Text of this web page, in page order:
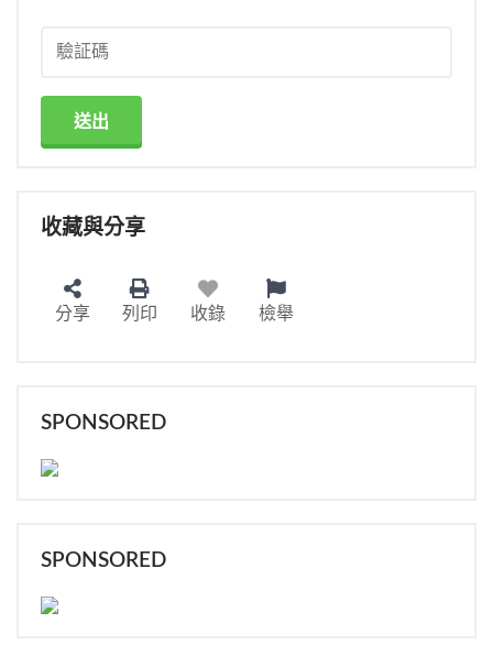
送出
收藏與分享
分享 列印 收錄 檢舉
SPONSORED
SPONSORED